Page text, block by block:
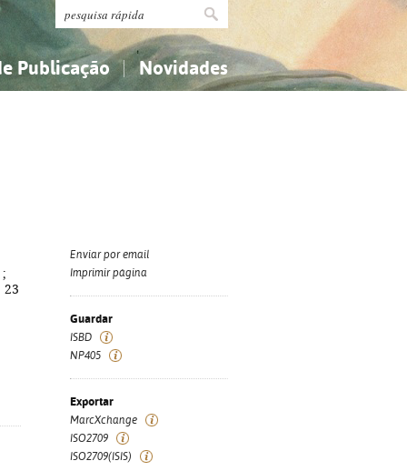
Publicação Novidades
23
Enviar por email
Imprimir página
Guardar
ISBD
NP405
Exportar
MarcXchange
ISO2709
ISO2709(ISIS)